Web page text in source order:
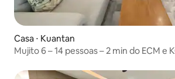
Casa ⋅ Kuantan
Mujito 6 – 14 pessoas – 2 min do ECM e